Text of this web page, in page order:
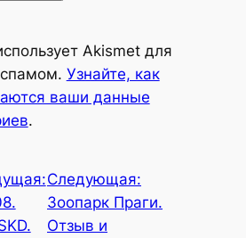
Akismet для
Узнайте, как
ваши данные
.
Следующая:
Зоопарк Праги.
Отзыв и